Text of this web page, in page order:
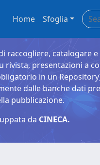
Home Sfoglia
raccogliere, catalogare
presentazioni a
in un
dalle banche dati
pubblicazione.
da CINECA.